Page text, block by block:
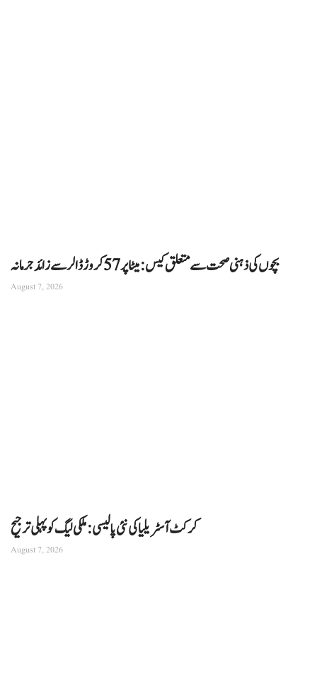
بچوں کی ذہنی صحت سے متعلق کیس: میٹا پر 57 کروڑ ڈالر سے زائد جرمانہ
August 7, 2026
کرکٹ آسٹریلیا کی نئی پالیسی: ملکی لیگ کو پہلی ترجیح
August 7, 2026